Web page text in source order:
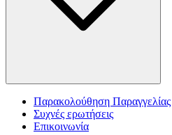
Παρακολούθηση Παραγγελίας
Συχνές ερωτήσεις
Επικοινωνία